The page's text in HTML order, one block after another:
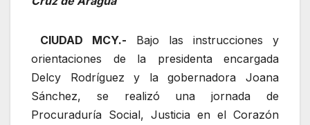
CIUDAD MCY.- Bajo las instrucciones y
orientaciones de la presidenta encargada
Delcy Rodríguez y la gobernadora Joana
Sánchez, se realizó una jornada de
Procuraduría Social, Justicia en el Corazón